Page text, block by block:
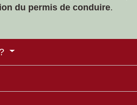
du permis de conduire.